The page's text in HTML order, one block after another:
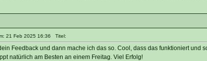
21 Feb 2025 16:36 Titel:
Feedback und dann mache ich das so. Cool, dass das funktioniert und
natürlich am Besten an einem Freitag. Viel Erfolg!